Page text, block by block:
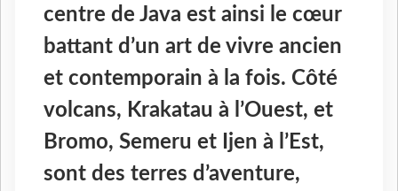
centre de Java est ainsi le cœur
battant d’un art de vivre ancien
et contemporain à la fois. Côté
volcans, Krakatau à l’Ouest, et
Bromo, Semeru et Ijen à l’Est,
sont des terres d’aventure,